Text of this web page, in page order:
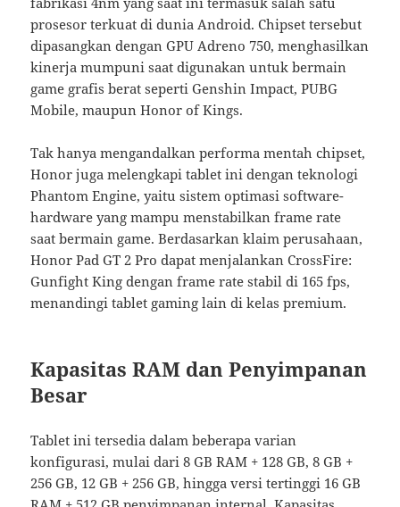
prosesor terkuat di dunia Android. Chipset tersebut
dipasangkan dengan GPU Adreno 750, menghasilkan
kinerja mumpuni saat digunakan untuk bermain
game grafis berat seperti Genshin Impact, PUBG
Mobile, maupun Honor of Kings.
Tak hanya mengandalkan performa mentah chipset,
Honor juga melengkapi tablet ini dengan teknologi
Phantom Engine, yaitu sistem optimasi software-
hardware yang mampu menstabilkan frame rate
saat bermain game. Berdasarkan klaim perusahaan,
Honor Pad GT 2 Pro dapat menjalankan CrossFire:
Gunfight King dengan frame rate stabil di 165 fps,
menandingi tablet gaming lain di kelas premium.
Kapasitas RAM dan Penyimpanan
Besar
Tablet ini tersedia dalam beberapa varian
konfigurasi, mulai dari 8 GB RAM + 128 GB, 8 GB +
256 GB, 12 GB + 256 GB, hingga versi tertinggi 16 GB